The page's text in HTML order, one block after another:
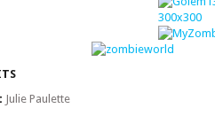
Julie Paulette